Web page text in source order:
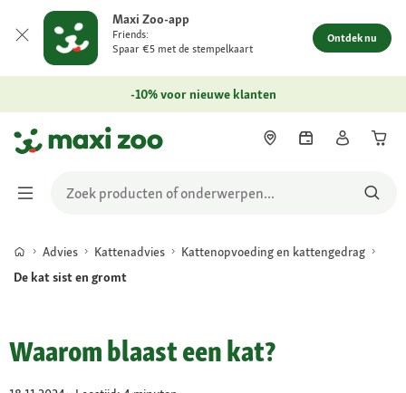
Maxi Zoo-app
Friends:
Spaar €5 met de stempelkaart
Ontdek nu
-10% voor nieuwe klanten
Advies Kattenadvies
Kattenopvoeding en kattengedrag
De kat sist en gromt
Waarom blaast een kat?